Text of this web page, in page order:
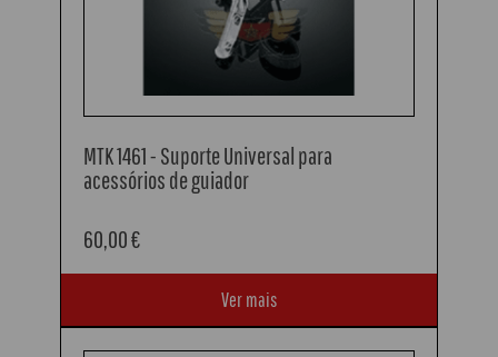
MTK 1461 - Suporte Universal para
acessórios de guiador
60,00 €
Ver mais